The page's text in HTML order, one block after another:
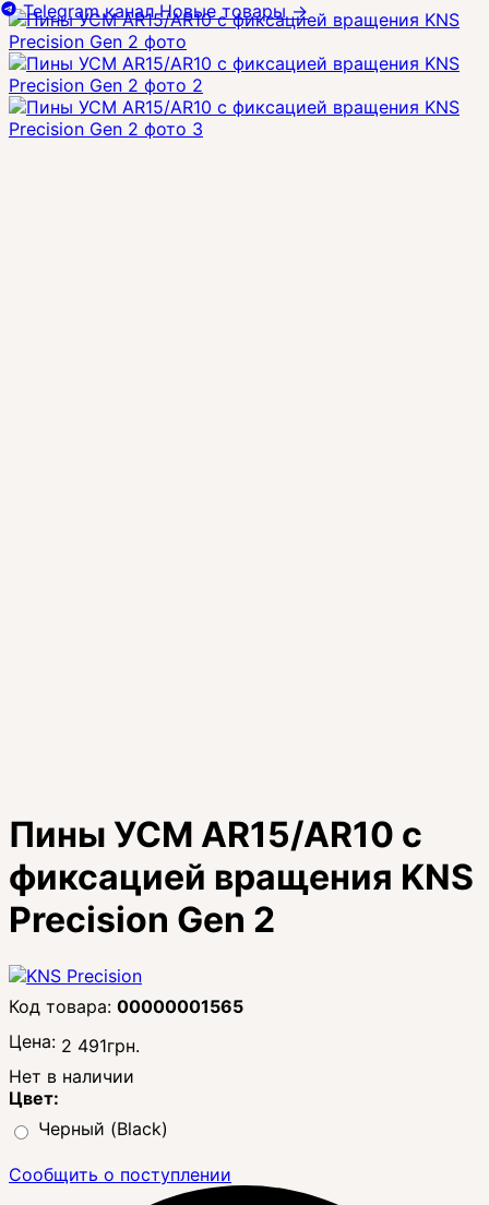
Пины УСМ AR15/AR10 с
фиксацией вращения KNS
Precision Gen 2
00000001565
Цена: 2 491грн.
Нет в наличии
Цвет:
Черный (Black)
Сообщить о поступлении
Telegram канал Новые товары→